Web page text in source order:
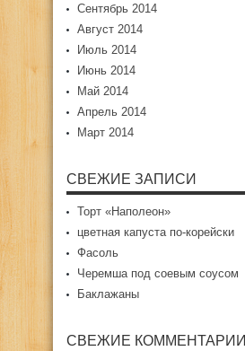
Сентябрь 2014
Август 2014
Июль 2014
Июнь 2014
Май 2014
Апрель 2014
Март 2014
СВЕЖИЕ ЗАПИСИ
Торт «Наполеон»
цветная капуста по-корейски
Фасоль
Черемша под соевым соусом
Баклажаны
СВЕЖИЕ КОММЕНТАРИИ